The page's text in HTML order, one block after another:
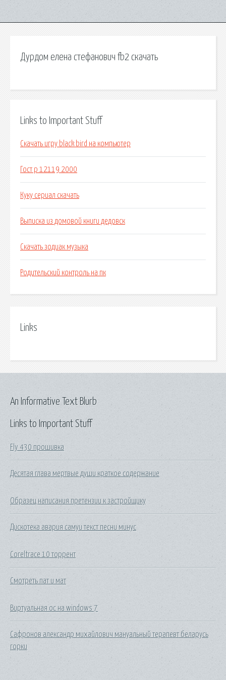
Дурдом елена стефанович fb2 скачать
Links to Important Stuff
Скачать игру black bird на компьютер
Гост р 12119 2000
Куку сериал скачать
Выписка из домовой книги дедовск
Скачать зодиак музыка
Родительский контроль на пк
Links
Links to Important Stuff
Fly 430 прошивка
Десятая глава мертвые души краткое содержание
Образец написания претензии к застройщику
Дискотека авария самуи текст песни минус
Coreltrace 10 торрент
Смотреть пат и мат
Виртуальная ос на windows 7
Сафронов александр михайлович мануальный терапевт беларусь
горки
An Informative Text Blurb